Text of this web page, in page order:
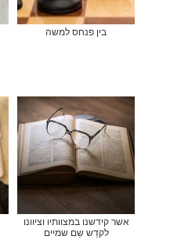
בין פנחס למשה
אשר קידשנו במצוותיו וציוונו
לקדֵש שֵם שמיים